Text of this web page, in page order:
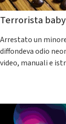
Terrorista baby
Arrestato un
diffondeva odio
video, manuali e